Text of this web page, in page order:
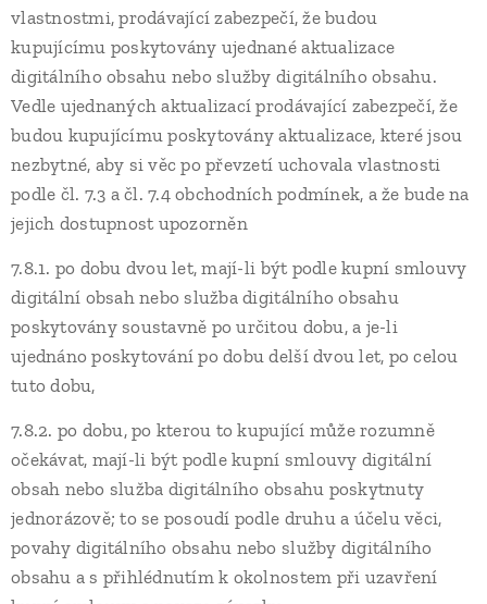
vlastnostmi, prodávající zabezpečí, že budou
kupujícímu poskytovány ujednané aktualizace
digitálního obsahu nebo služby digitálního obsahu.
Vedle ujednaných aktualizací prodávající zabezpečí, že
budou kupujícímu poskytovány aktualizace, které jsou
nezbytné, aby si věc po převzetí uchovala vlastnosti
podle čl. 7.3 a čl. 7.4 obchodních podmínek, a že bude na
jejich dostupnost upozorněn
7.8.1. po dobu dvou let, mají-li být podle kupní smlouvy
digitální obsah nebo služba digitálního obsahu
poskytovány soustavně po určitou dobu, a je-li
ujednáno poskytování po dobu delší dvou let, po celou
tuto dobu,
7.8.2. po dobu, po kterou to kupující může rozumně
očekávat, mají-li být podle kupní smlouvy digitální
obsah nebo služba digitálního obsahu poskytnuty
jednorázově; to se posoudí podle druhu a účelu věci,
povahy digitálního obsahu nebo služby digitálního
obsahu a s přihlédnutím k okolnostem při uzavření